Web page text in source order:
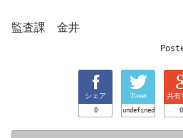
監査課 金井
シェア
0
Tweet
undefined
共有
0